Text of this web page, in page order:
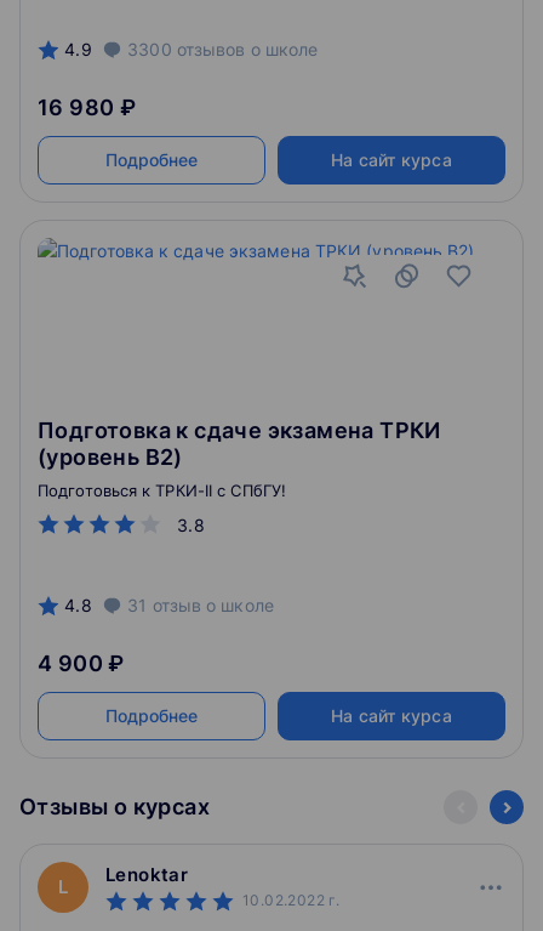
4.9 3300 отзывов о школе
16 980 ₽
Подробнее На сайт курса
Подготовка к сдаче экзамена ТРКИ
(уровень В2)
3.8
Подготовься к ТРКИ-II с СПбГУ!
4.8 31 отзыв о школе
4 900 ₽
Подробнее На сайт курса
Отзывы о курсах
L
Lenoktar
10.02.2022 г.